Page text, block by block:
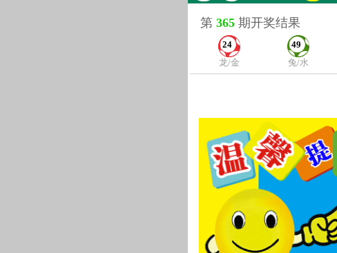
第 365期开奖结果
24
龙/金
49
兔/水